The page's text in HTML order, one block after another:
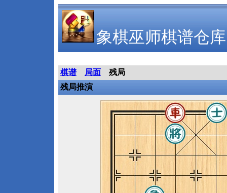
象棋巫师棋谱仓库
棋谱 局面
残局
残局推演